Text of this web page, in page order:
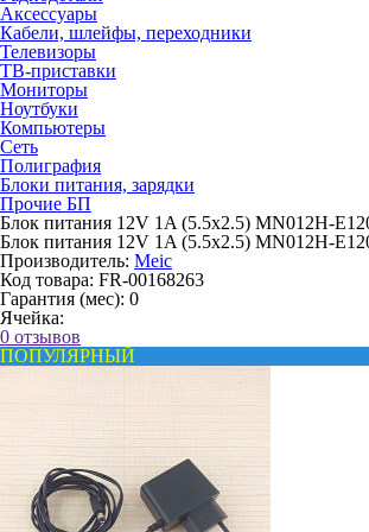
Аксессуары
Кабели, шлейфы, переходники
Телевизоры
ТВ-приставки
Мониторы
Ноутбуки
Компьютеры
Сеть
Полиграфия
Блоки питания, зарядки
Прочие БП
Блок питания 12V 1A (5.5x2.5) MN012H-
Блок питания 12V 1A (5.5x2.5) MN012H-
Производитель: Meic
Код товара: FR-00168263
Гарантия (мес): 0
Ячейка:
0 отзывов
ПОПУЛЯРНЫЙ